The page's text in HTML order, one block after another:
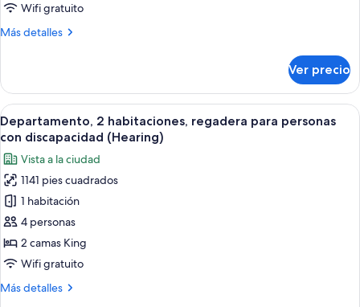
Wifi gratuito
Más detalles
Más
Ver precio
Abrir
todas
las
fotos
de
Departamento,
2
habitaciones,
regadera
personas
Una habitación de hotel moderna
14
Departamento, 2 habitaciones, regadera para personas
con discapacidad (Hearing)
Vista a la ciudad
1141 pies cuadrados
1 habitación
4 personas
2 camas King
Wifi gratuito
Más detalles
Más